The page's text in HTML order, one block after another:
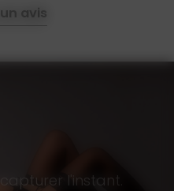
avis
capturer l'instant.